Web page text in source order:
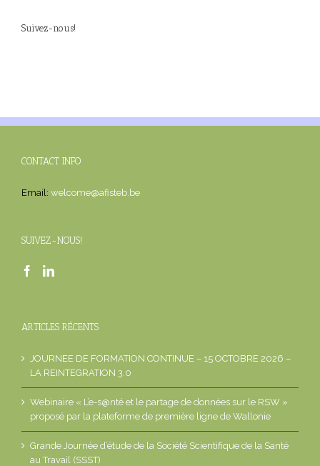
Suivez-nous!
CONTACT INFO
Email: welcome@afisteb.be
SUIVEZ-NOUS!
ARTICLES RÉCENTS
JOURNEE DE FORMATION CONTINUE – 15 OCTOBRE 2026 –
LA REINTEGRATION 3.0
Webinaire « L’e-s@nté et le partage de données sur le RSW »
proposé par la plateforme de première ligne de Wallonie
Grande Journée d’étude de la Société Scientifique de la Santé
au Travail (SSST)